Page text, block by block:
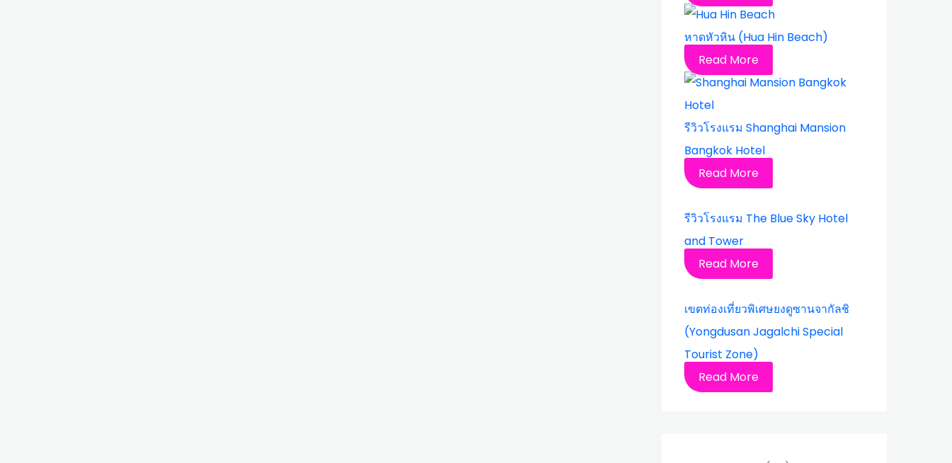
หาดหัวหิน (Hua Hin Beach)
Read More
รีวิวโรงแรม Shanghai Mansion
Bangkok Hotel
Read More
รีวิวโรงแรม The Blue Sky Hotel
and Tower
Read More
เขตท่องเที่ยวพิเศษยงดูซานจากัลชิ
(Yongdusan Jagalchi Special
Tourist Zone)
Read More